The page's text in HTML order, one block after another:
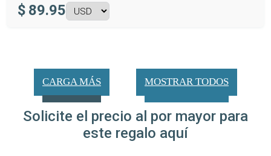
$ 89.95
CARGA MÁS MOSTRAR TODOS
Solicite el precio al por mayor para
este regalo aquí